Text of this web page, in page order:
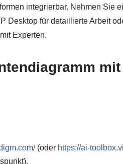
integrierbar. Nehmen Sie
Desktop für detaillierte Arbeit
Experten.
(oder https://ai-